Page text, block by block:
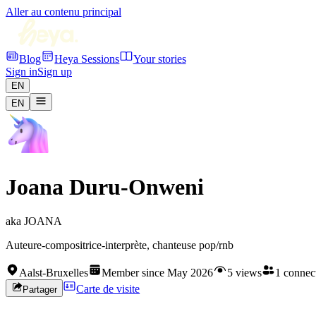
Aller au contenu principal
Blog Heya Sessions
Your stories
Sign inSign up
EN
EN
Joana Duru-Onweni
aka JOANA
Auteure-compositrice-interprète, chanteuse pop/rnb
Aalst-Bruxelles Member since May 2026 5 views 1
Partager Carte de visite